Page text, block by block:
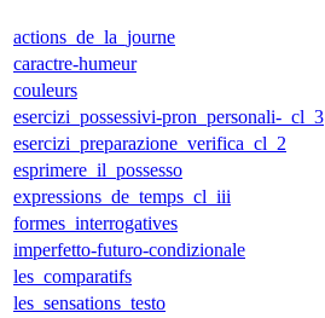
actions_de_la_journe
caractre-humeur
couleurs
esercizi_possessivi-pron_personali-_cl_3
esercizi_preparazione_verifica_cl_2
esprimere_il_possesso
expressions_de_temps_cl_iii
formes_interrogatives
imperfetto-futuro-condizionale
les_comparatifs
les_sensations_testo